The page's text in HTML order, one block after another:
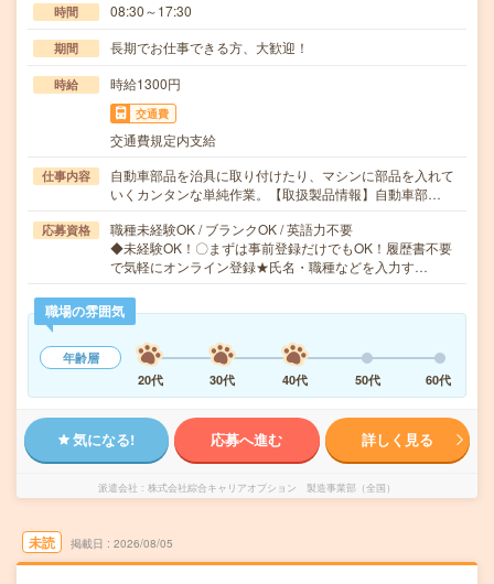
時間 08:30～17:30
期間 長期でお仕事できる方、大歓迎！
時給 時給1300円
交通費
交通費規定内支給
仕事内容
自動車部品を治具に取り付けたり、マシンに部品を入れて
いくカンタンな単純作業。【取扱製品情報】自動車部…
応募資格
職種未経験OK / ブランクOK / 英語力不要
◆未経験OK！〇まずは事前登録だけでもOK！履歴書不要
で気軽にオンライン登録★氏名・職種などを入力す…
職場の雰囲気
年齢層
20代
30代 40代 50代 60代
気になる! 応募へ進む 詳しく見る
派遣会社 株式会社綜合キャリアオプション 製造事業部（全国）
未読 掲載日 2026/08/05